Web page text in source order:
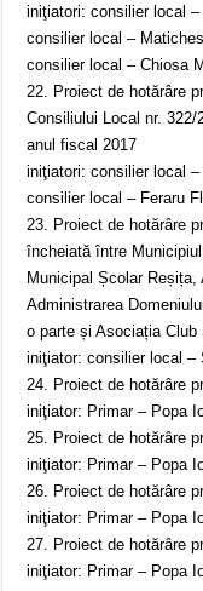
iniţiatori: consilier local
consilier local –
consilier local – Chiosa
22. Proiect de hotărâre
Consiliului Local nr.
anul fiscal 2017
iniţiatori: consilier local –
consilier local – Feraru
23. Proiect de hotărâre
încheiată între
Municipal Școlar
Administrarea
o parte și Asociația
iniţiator: consilier local –
24. Proiect de hotărâre
iniţiator: Primar – Popa
25. Proiect de hotărâre
iniţiator: Primar – Popa
26. Proiect de hotărâre
iniţiator: Primar – Popa
27. Proiect de hotărâre
iniţiator: Primar – Popa